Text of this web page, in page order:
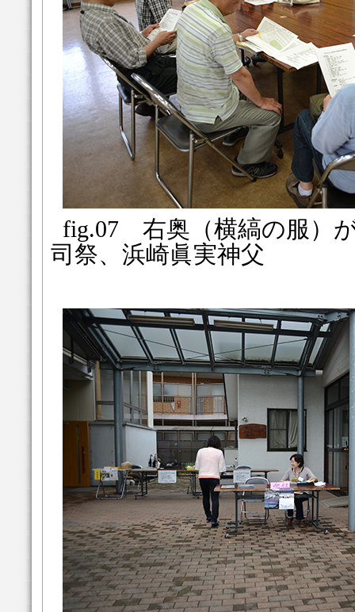
fig.07 右奥（横縞の服）
司祭、浜崎眞実神父